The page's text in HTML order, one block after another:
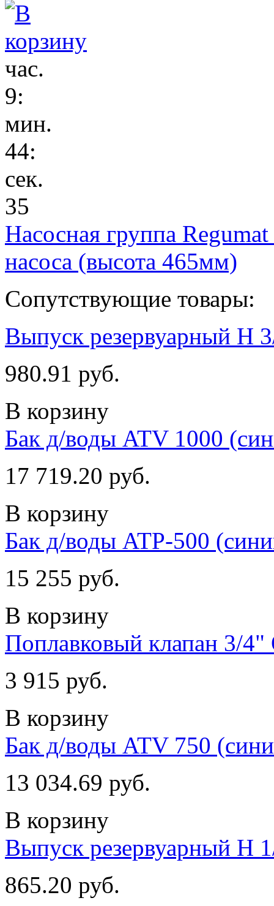
час.
9:
мин.
44:
сек.
35
Насосная группа
насоса (высота 465мм)
Сопутствующие товары:
Выпуск резервуарный Н
980.91 руб.
В корзину
Бак д/воды ATV 1000
17 719.20 руб.
В корзину
Бак д/воды ATP-500
15 255 руб.
В корзину
Поплавковый клапан 3/4"
3 915 руб.
В корзину
Бак д/воды ATV 750
13 034.69 руб.
В корзину
Выпуск резервуарный Н
865.20 руб.